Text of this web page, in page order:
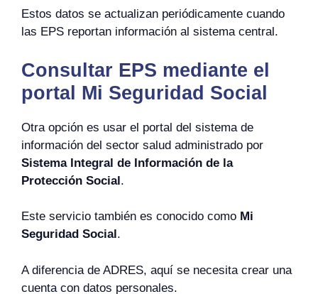
Estos datos se actualizan periódicamente cuando
las EPS reportan información al sistema central.
Consultar EPS mediante el
portal Mi Seguridad Social
Otra opción es usar el portal del sistema de
información del sector salud administrado por
Sistema Integral de Información de la
Protección Social.
Este servicio también es conocido como Mi
Seguridad Social.
A diferencia de ADRES, aquí se necesita crear una
cuenta con datos personales.